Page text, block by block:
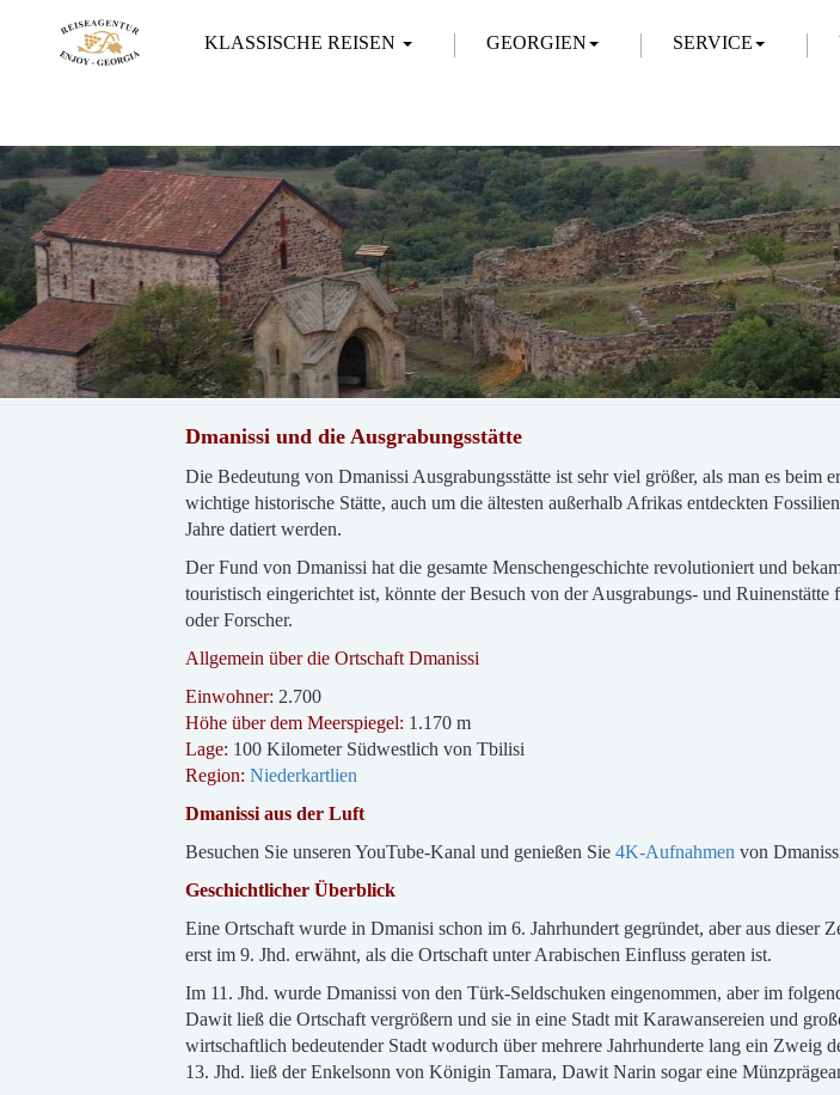
KLASSISCHE REISEN GEORGIEN SERVICE
Dmanissi und die Ausgrabungsstätte
Die Bedeutung von Dmanissi Ausgrabungsstätte ist sehr viel größer, als man es beim
wichtige historische Stätte, auch um die ältesten außerhalb Afrikas entdeckten
Jahre datiert werden.
Der Fund von Dmanissi hat die gesamte Menschengeschichte revolutioniert und
touristisch eingerichtet ist, könnte der Besuch von der Ausgrabungs- und
oder Forscher.
Allgemein über die Ortschaft Dmanissi
Einwohner: 2.700
Höhe über dem Meerspiegel: 1.170 m
Lage: 100 Kilometer Südwestlich von Tbilisi
Region: Niederkartlien
Dmanissi aus der Luft
Besuchen Sie unseren YouTube-Kanal und genießen Sie 4K-Aufnahmen von
Geschichtlicher Überblick
Eine Ortschaft wurde in Dmanisi schon im 6. Jahrhundert gegründet, aber aus
erst im 9. Jhd. erwähnt, als die Ortschaft unter Arabischen Einfluss geraten ist.
Im 11. Jhd. wurde Dmanissi von den Türk-Seldschuken eingenommen, aber im
Dawit ließ die Ortschaft vergrößern und sie in eine Stadt mit Karawansereien und
wirtschaftlich bedeutender Stadt wodurch über mehrere Jahrhunderte lang ein
13. Jhd. ließ der Enkelsonn von Königin Tamara, Dawit Narin sogar eine